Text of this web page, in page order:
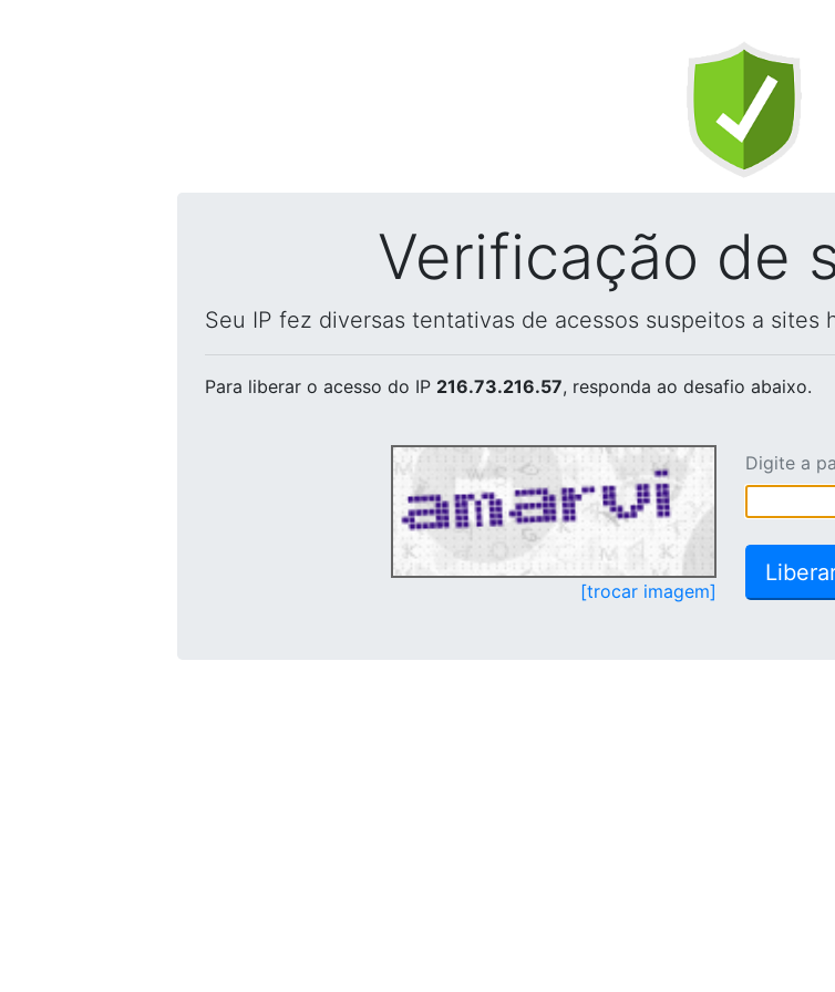
Verificação de
Seu IP fez diversas tentativas de acessos suspeitos a sites
Para liberar o acesso do IP 216.73.216.57, responda ao desafio abaixo.
[trocar imagem]
Digite a